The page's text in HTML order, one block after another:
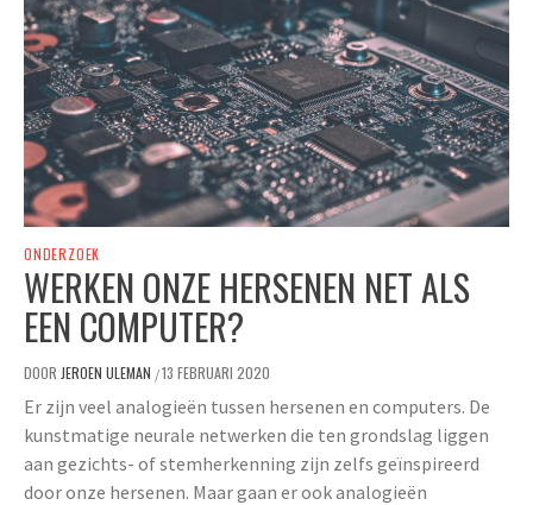
ONDERZOEK
WERKEN ONZE HERSENEN NET ALS
EEN COMPUTER?
DOOR JEROEN ULEMAN /13 FEBRUARI 2020
Er zijn veel analogieën tussen hersenen en computers. De
kunstmatige neurale netwerken die ten grondslag liggen
aan gezichts- of stemherkenning zijn zelfs geïnspireerd
door onze hersenen. Maar gaan er ook analogieën